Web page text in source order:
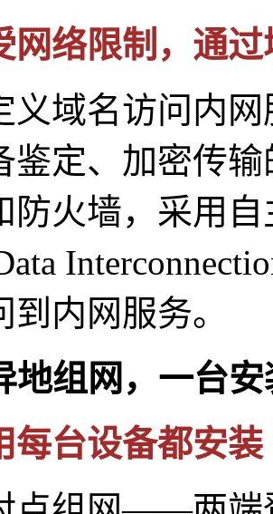
络限制，通过
名访问内网
鉴定、加密传
防火墙，采用
内网服务。
组网，一台安
设备都安装